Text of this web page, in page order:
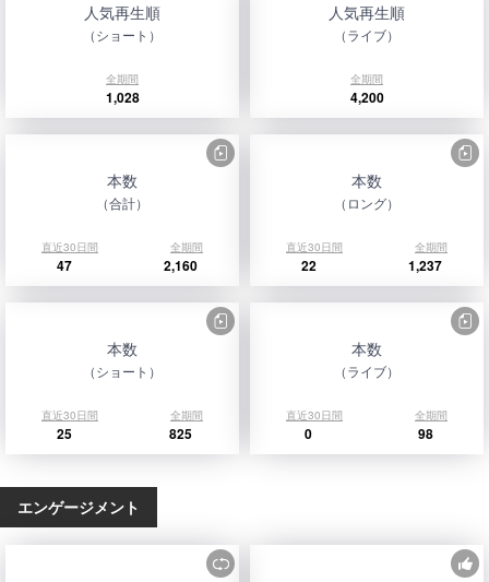
人気再生順
（ショート）
全期間
1,028
人気再生順
（ライブ）
全期間
4,200
本数
（合計）
直近30日間 全期間
47 2,160
本数
（ロング）
直近30日間 全期間
22 1,237
本数
（ショート）
直近30日間 全期間
25 825
本数
（ライブ）
直近30日間 全期間
0 98
エンゲージメント